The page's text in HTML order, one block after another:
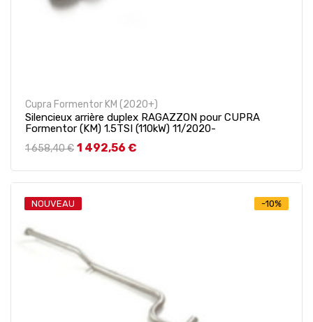
Cupra Formentor KM (2020+)
Silencieux arrière duplex RAGAZZON pour CUPRA
Formentor (KM) 1.5TSI (110kW) 11/2020-
Prix de base
1 658,40 € Prix
1 492,56 €
NOUVEAU -10%